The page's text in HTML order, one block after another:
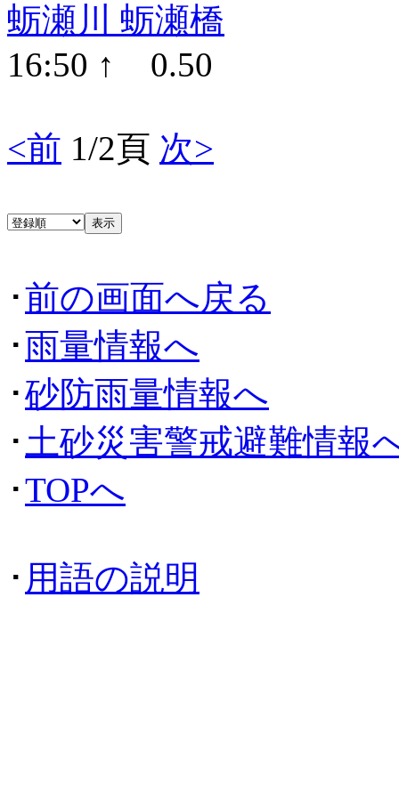
蛎瀬川 蛎瀬橋
16:50 ↑ 0.50
<前 1/2頁 次>
･前の画面へ戻る
･雨量情報へ
･砂防雨量情報へ
･ 土砂災害警戒避難情報
･TOPへ
･ 用語の説明